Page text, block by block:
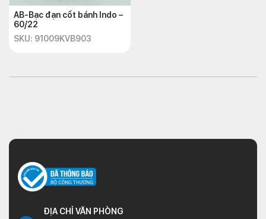
AB-Bạc đạn cốt bánh Indo –
60/22
SKU: 91009KVB903
ĐỊA CHỈ VĂN PHÒNG